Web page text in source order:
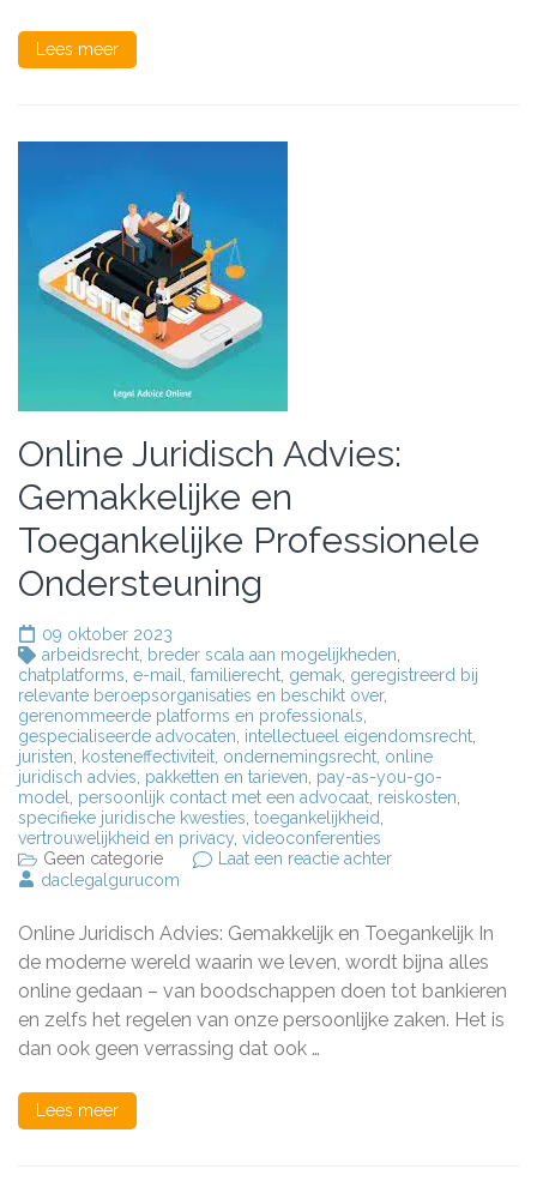
Lees meer
Online Juridisch Advies:
Gemakkelijke en
Toegankelijke Professionele
Ondersteuning
09 oktober 2023
arbeidsrecht breder scala aan mogelijkheden
chatplatforms e-mail familierecht gemak geregistreerd bij
relevante beroepsorganisaties en beschikt over,
gerenommeerde platforms en professionals
gespecialiseerde advocaten intellectueel eigendomsrecht
juristen kosteneffectiviteit ondernemingsrecht online
juridisch advies pakketten en tarieven pay-as-you-go-
model
persoonlijk contact met een advocaat reiskosten
specifieke juridische kwesties toegankelijkheid
vertrouwelijkheid en privacy videoconferenties
Geen categorie
Laat een reactie achterop
Gemakkelijke
en
Toegankelijke
Professionele
Ondersteuning
daclegalgurucom
Online Juridisch Advies: Gemakkelijk en Toegankelijk In
de moderne wereld waarin we leven, wordt bijna alles
online gedaan – van boodschappen doen tot bankieren
en zelfs het regelen van onze persoonlijke zaken. Het is
dan ook geen verrassing dat ook …
Lees meer